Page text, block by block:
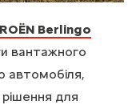
Berlingo
вантажного
автомобіля,
для